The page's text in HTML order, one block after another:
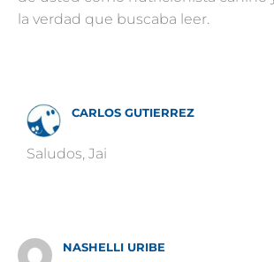
la verdad que buscaba leer.
CARLOS GUTIERREZ
Saludos, Jai
NASHELLI URIBE